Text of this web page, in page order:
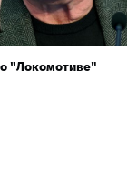
"Локомотиве"